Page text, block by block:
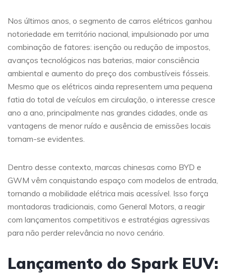
Nos últimos anos, o segmento de carros elétricos ganhou
notoriedade em território nacional, impulsionado por uma
combinação de fatores: isenção ou redução de impostos,
avanços tecnológicos nas baterias, maior consciência
ambiental e aumento do preço dos combustíveis fósseis.
Mesmo que os elétricos ainda representem uma pequena
fatia do total de veículos em circulação, o interesse cresce
ano a ano, principalmente nas grandes cidades, onde as
vantagens de menor ruído e ausência de emissões locais
tornam-se evidentes.
Dentro desse contexto, marcas chinesas como BYD e
GWM vêm conquistando espaço com modelos de entrada,
tornando a mobilidade elétrica mais acessível. Isso força
montadoras tradicionais, como General Motors, a reagir
com lançamentos competitivos e estratégias agressivas
para não perder relevância no novo cenário.
Lançamento do Spark EUV: